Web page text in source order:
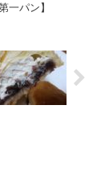
一パン】